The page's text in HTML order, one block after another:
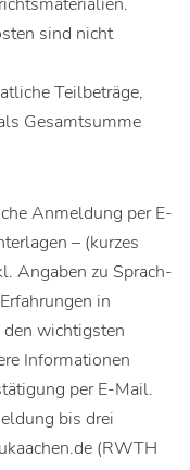
sind nicht
Teilbeträge,
Gesamtsumme
Anmeldung per E-
– (kurzes
Angaben zu Sprach-
in
wichtigsten
Informationen
per E-Mail.
bis drei
(RWTH